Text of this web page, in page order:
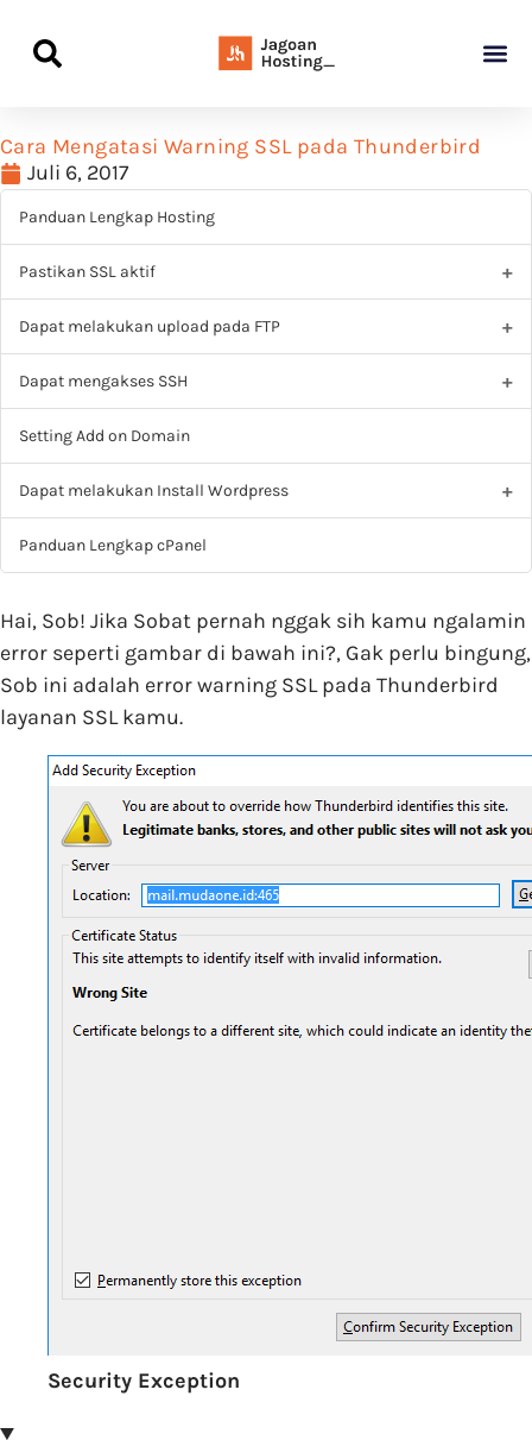
Cara Mengatasi Warning SSL pada Thunderbird
Juli 6, 2017
Panduan Lengkap Hosting
Pastikan SSL aktif
Dapat melakukan upload pada FTP
Dapat mengakses SSH
Setting Add on Domain
Dapat melakukan Install Wordpress
Panduan Lengkap cPanel
Hai, Sob! Jika Sobat pernah nggak sih kamu ngalamin
error seperti gambar di bawah ini?, Gak perlu bingung,
Sob ini adalah error warning SSL pada Thunderbird
layanan SSL kamu.
Security Exception